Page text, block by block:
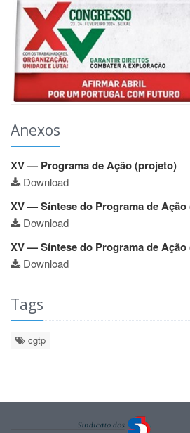
Anexos
XV — Programa de Ação (projeto)
Download
XV — Síntese do Programa de Ação
Download
XV — Síntese do Programa de Ação
Download
Tags
cgtp